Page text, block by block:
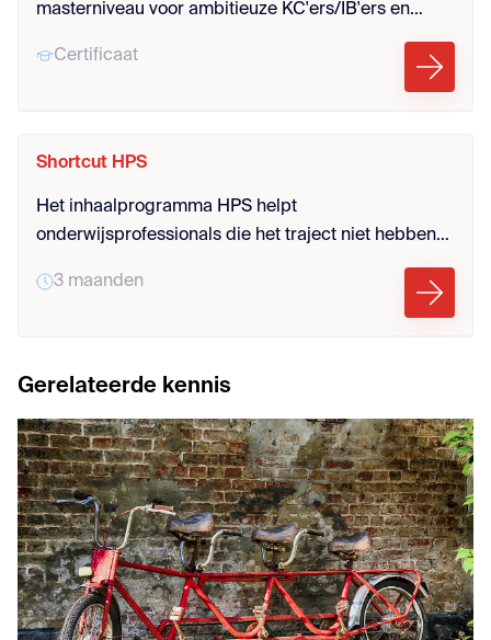
masterniveau voor ambitieuze KC'ers/IB'ers en
leraren die evidence-informed en onderzoeksmatig
willen werken.
Certificaat
Shortcut HPS
Het inhaalprogramma HPS helpt
onderwijsprofessionals die het traject niet hebben
gevolgd om snel en effectief bij te schakelen. Je
leert de basis van HPS, volgt bijeenkomsten en
zelfstudie, en bouwt aan impact in jouw school. Zo
beter bijdragen hun ambities.
3 maanden
Gerelateerde kennis